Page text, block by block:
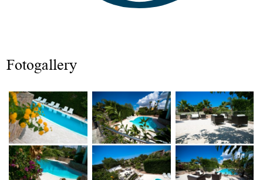
Fotogallery